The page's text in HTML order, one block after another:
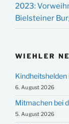
2023:
Bielsteiner
WIEHLER
6. August 2026
Mitmachen bei
5. August 2026